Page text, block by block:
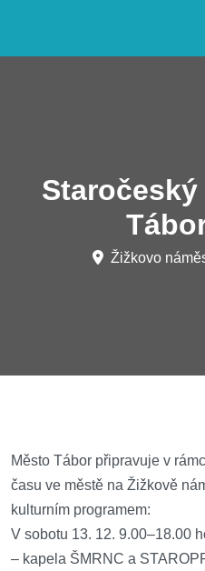
Žižkovo
Město Tábor připravuje v
času ve městě na Žižkově
kulturním programem:
V sobotu 13. 12. 9.00–18.00
– kapela ŠMRNC a